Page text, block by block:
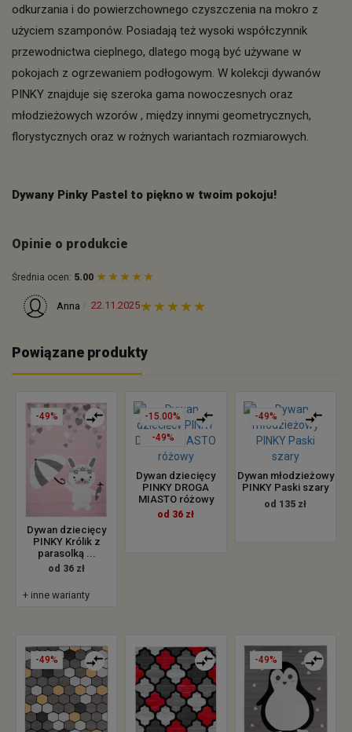
odkurzania i do powierzchownego czyszczenia na mokro z
użyciem szamponów. Posiadają też wysoki współczynnik
przewodnictwa cieplnego, dlatego mogą być używane w
pokojach z ogrzewaniem podłogowym. W kolekcji dywanów
PINKY znajduje się szeroka gama nowoczesnych oraz
młodzieżowych wzorów , między innymi geometrycznych,
florystycznych oraz w rożnych wariantach rozmiarowych.
Dywany Pinky Pastel to piękno w twoim pokoju!
Opinie o produkcie
Średnia ocen: 5.00
Anna 22.11.2025
Powiązane produkty
-49%
Dywan dziecięcy
PINKY Królik z
parasolką ...
od 36 zł
+ inne warianty
-15.00%
-49%
Dywan dziecięcy
PINKY DROGA
MIASTO różowy
od 36 zł
-49%
Dywan młodzieżowy
PINKY Paski szary
od 135 zł
-49% -49%